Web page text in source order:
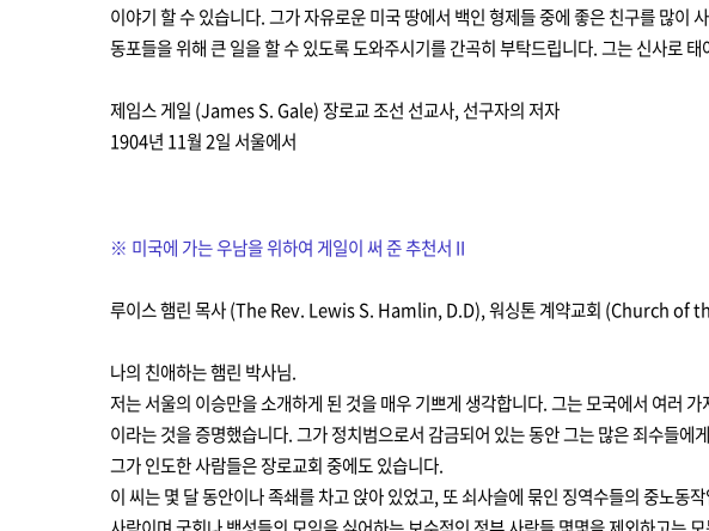
이야기 할 수 있습니다. 그가 자유로운 미국 땅에서 백인 형제들 중에 좋은 친구를 많
동포들을 위해 큰 일을 할 수 있도록 도와주시기를 간곡히 부탁드립니다. 그는 신사로
제임스 게일 (James S. Gale) 장로교 조선 선교사, 선구자의 저자
1904년 11월 2일 서울에서
※ 미국에 가는우남을 위하여 게일이 써 준 추천서 II
루이스 햄린 목사 (The Rev. Lewis S. Hamlin, D.D),워싱톤 계약교회 (Church of
나의 친애하는 햄린 박사님.
저는 서울의 이승만을 소개하게 된 것을 매우 기쁘게 생각합니다. 그는 모국에서 여
이라는 것을 증명했습니다. 그가정치범으로서 감금되어 있는 동안 그는 많은 죄수들
그가 인도한 사람들은 장로교회 중에도 있습니다.
이 씨는 몇 달 동안이나 족쇄를 차고 앉아 있었고, 또 쇠사슬에 묶인 징역수들의 중노